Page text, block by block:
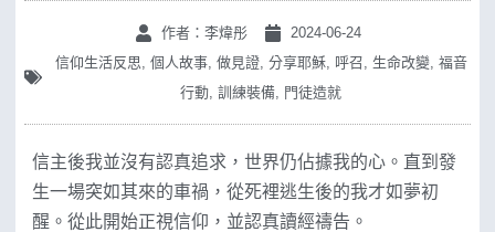
作者：李煒彤
2024-06-24
信仰生活反思, 個人故事, 做見證, 分享耶穌, 呼召, 生命改變, 福音
行動, 訓練裝備, 門徒造就
信主後我並沒有認真追求，世界仍佔據我的心。直到發
生一場突如其來的車禍，從死裡逃生後的我才如夢初
醒。從此開始正視信仰，並認真讀經禱告。